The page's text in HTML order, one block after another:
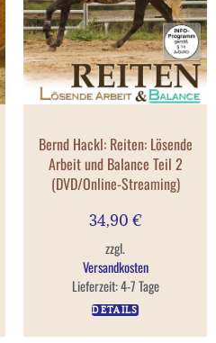
Bernd Hackl: Reiten: Lösende
Arbeit und Balance Teil 2
(DVD/Online-Streaming)
34,90 €
zzgl.
Versandkosten
Lieferzeit:4-7 Tage
DETAILS